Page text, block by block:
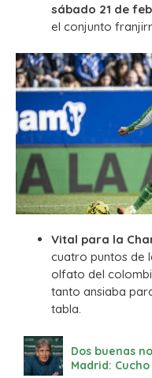
sábado 21 de
el conjunto
Vital para la
cuatro puntos de
olfato del
tanto ansiaba
tabla.
Dos buenas
Madrid: